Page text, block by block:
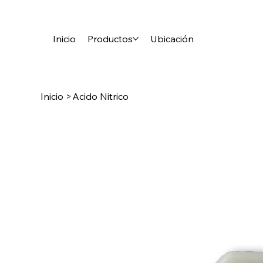
Inicio Productos Ubicación
Inicio > Acido Nitrico